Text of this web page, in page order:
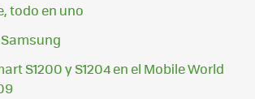
todo en uno
S1200 y S1204 en el Mobile World